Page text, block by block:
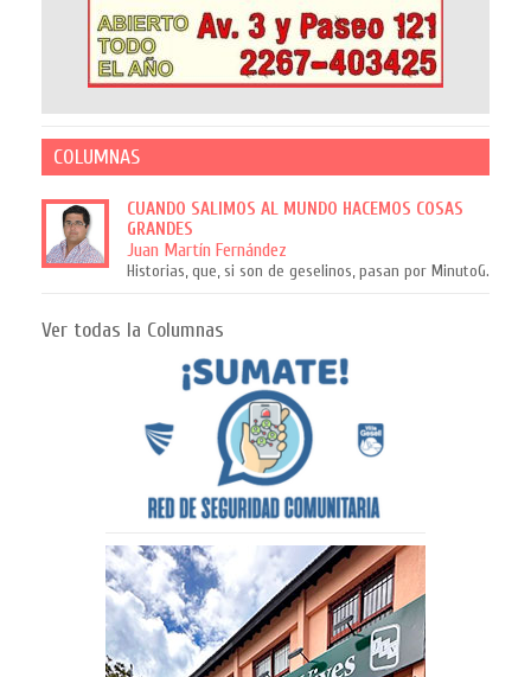
COLUMNAS
CUANDO SALIMOS AL MUNDO HACEMOS COSAS
GRANDES
Juan Martín Fernández
Historias, que, si son de geselinos, pasan por MinutoG.
Ver todas la Columnas